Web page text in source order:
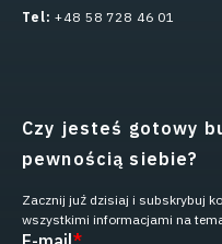
Tel:+48 58 728 46 01
Czy jesteś gotowy
pewnością siebie?
Zacznij już dzisiaj i subskrybuj
wszystkimi informacjami na